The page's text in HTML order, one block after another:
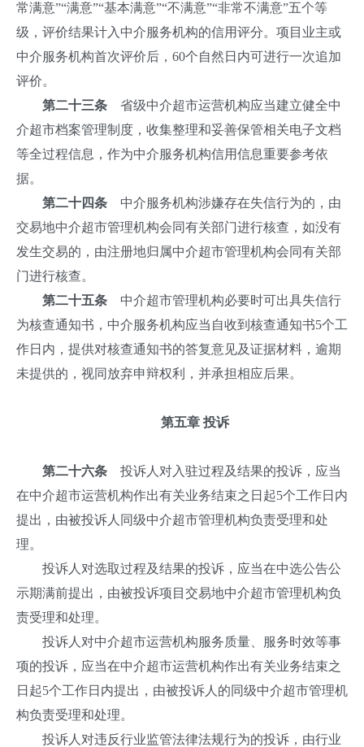
常满意”“满意”“基本满意”“不满意”“非常不满意”五个等
级，评价结果计入中介服务机构的信用评分。项目业主或
中介服务机构首次评价后，60个自然日内可进行一次追加
评价。
第二十三条 省级中介超市运营机构应当建立健全中
介超市档案管理制度，收集整理和妥善保管相关电子文档
等全过程信息，作为中介服务机构信用信息重要参考依
据。
第二十四条 中介服务机构涉嫌存在失信行为的，由
交易地中介超市管理机构会同有关部门进行核查，如没有
发生交易的，由注册地归属中介超市管理机构会同有关部
门进行核查。
第二十五条 中介超市管理机构必要时可出具失信行
为核查通知书，中介服务机构应当自收到核查通知书5个工
作日内，提供对核查通知书的答复意见及证据材料，逾期
未提供的，视同放弃申辩权利，并承担相应后果。
第五章 投诉
第二十六条 投诉人对入驻过程及结果的投诉，应当
在中介超市运营机构作出有关业务结束之日起5个工作日内
提出，由被投诉人同级中介超市管理机构负责受理和处
理。
投诉人对选取过程及结果的投诉，应当在中选公告公
示期满前提出，由被投诉项目交易地中介超市管理机构负
责受理和处理。
投诉人对中介超市运营机构服务质量、服务时效等事
项的投诉，应当在中介超市运营机构作出有关业务结束之
日起5个工作日内提出，由被投诉人的同级中介超市管理机
构负责受理和处理。
投诉人对违反行业监管法律法规行为的投诉，由行业